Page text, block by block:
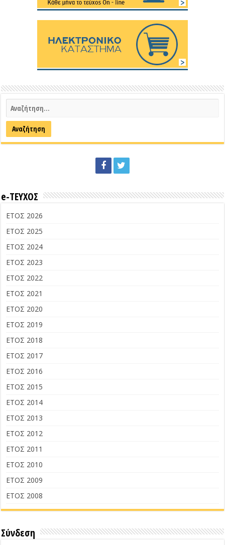
e-ΤΕΥΧΟΣ
ΕΤΟΣ 2026
ΕΤΟΣ 2025
ΕΤΟΣ 2024
ΕΤΟΣ 2023
ΕΤΟΣ 2022
ΕΤΟΣ 2021
ΕΤΟΣ 2020
ΕΤΟΣ 2019
ΕΤΟΣ 2018
ΕΤΟΣ 2017
ΕΤΟΣ 2016
ΕΤΟΣ 2015
ΕΤΟΣ 2014
ΕΤΟΣ 2013
ΕΤΟΣ 2012
ΕΤΟΣ 2011
ΕΤΟΣ 2010
ΕΤΟΣ 2009
ΕΤΟΣ 2008
Σύνδεση